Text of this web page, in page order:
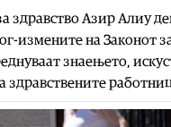
здравство Азир Алиу
измените на Законот
знаењето,
здравствените